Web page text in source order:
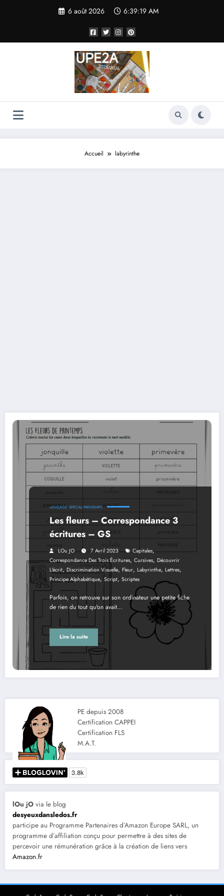
6 août 2026 6:39:19 AM
Accueil labyrinthe
LANGAGE SPÉCIAL PRINTEMPS
Les fleurs – Correspondance 3
écritures – GS
LOu JO 7 Avril 2023 Capitales,
Correspondance Des Trois Écritures, Cursives, Découvrir
L'écrit, Discrimination Visuelle, Fleur, Labyrinthe, Lettres,
Principe Alphabétique, Script, Scriptes
Parfois, on retrouve sur son ordinateur une petite fiche
de rien du tout qu'on avait…
Lire la suite
PE depuis 2008
Certification CAPPEI
Certification FLS
M.A.T.
lOu jO via le blog
desyeuxdansledos.fr
participe au Programme Partenaires d’Amazon Europe SARL, un
programme d’affiliation conçu pour permettre à des sites de
percevoir une rémunération grâce à la création de liens vers
Amazon.fr